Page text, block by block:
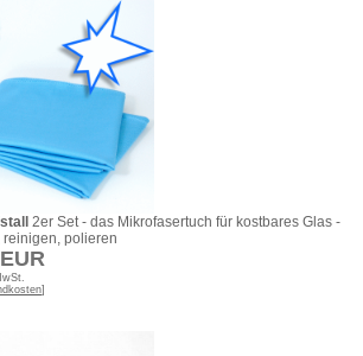
2er Set - das Mikrofasertuch für kostbares Glas -
reinigen, polieren
]